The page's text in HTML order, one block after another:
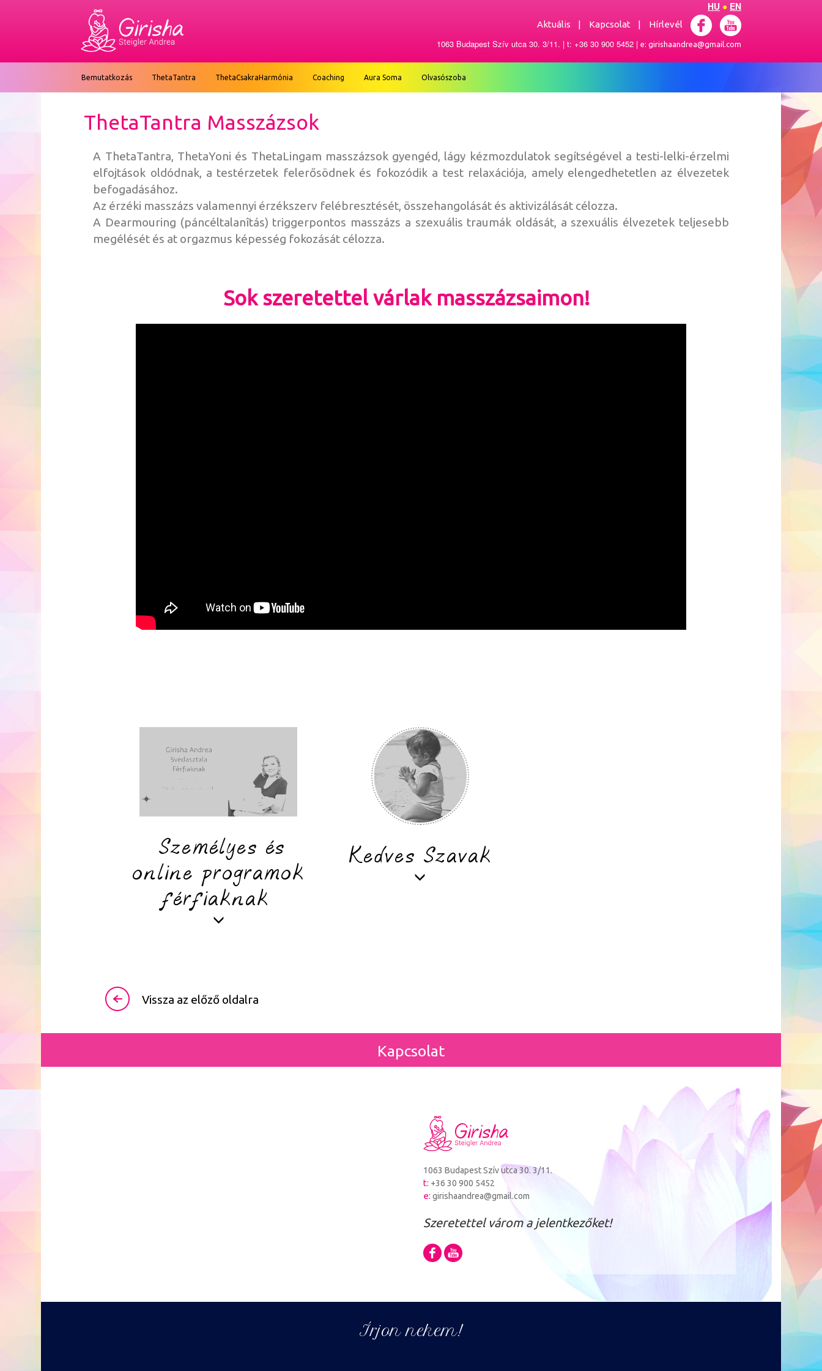
HU ● EN
Aktuális | Kapcsolat | Hírlevél
1063 Budapest Szív utca 30. 3/11. | t: +36 30 900 5452 | e: girishaandrea@gmail.com
Bemutatkozás ThetaTantra ThetaCsakraHarmónia Coaching Aura Soma Olvasószoba
ThetaTantra Masszázsok
A ThetaTantra, ThetaYoni és ThetaLingam masszázsok gyengéd, lágy kézmozdulatok segítségével a testi-lelki-érzelmi
elfojtások oldódnak, a testérzetek felerősödnek és fokozódik a test relaxációja, amely elengedhetetlen az élvezetek
befogadásához.
Az érzéki masszázs valamennyi érzékszerv felébresztését, összehangolását és aktivizálását célozza.
A Dearmouring (páncéltalanîtás) triggerpontos masszázs a szexuális traumák oldását, a szexuális élvezetek teljesebb
megélését és at orgazmus képesség fokozását célozza.
Sok szeretettel várlak masszázsaimon!
Személyes és
online programok
férfiaknak
Kedves Szavak
Férfiaknak szóló programok egy helyen
Vissza az előző oldalra
Kapcsolat
1063 Budapest Szív utca 30. 3/11.
t: +36 30 900 5452
e: girishaandrea@gmail.com
Szeretettel várom a jelentkezőket!
Írjon nekem!